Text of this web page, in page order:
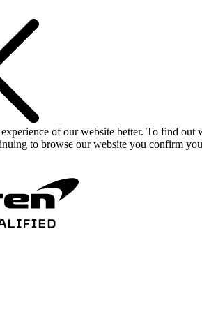
of our website better. To find
to browse our website you confirm